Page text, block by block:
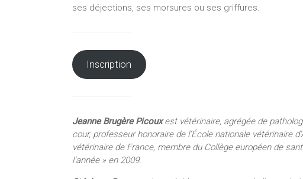
ses déjections, ses morsures ou ses griffures.
Inscription
Jeanne Brugère Picouxest vétérinaire, agrégée de
cour, professeur honoraire de l’École nationale vétérinaire
vétérinaire de France, membre du Collège européen de
l’année » en 2009.